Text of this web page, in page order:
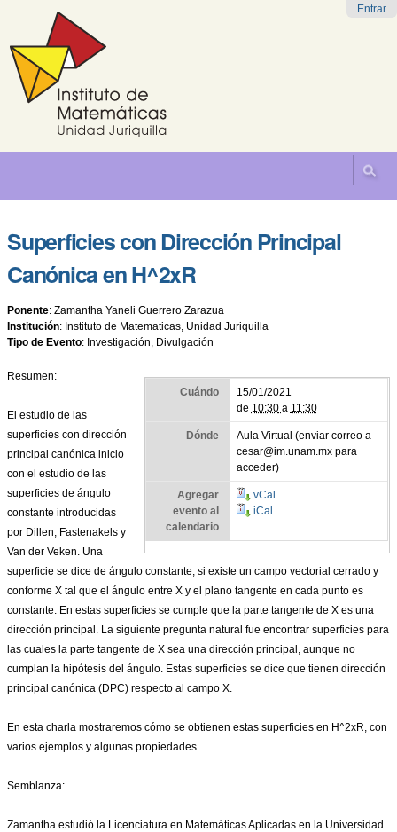
Saltar
navegación
Entrar
Superficies con Dirección Principal
Canónica en H^2xR
Ponente:Zamantha Yaneli Guerrero Zarazua
Institución: Instituto de Matematicas, Unidad Juriquilla
Tipo de Evento: Investigación, Divulgación
Cuándo
15/01/2021
de 10:30 a 11:30
Dónde
Aula Virtual (enviar correo a
cesar@im.unam.mx para
acceder)
Agregar
evento al
calendario
vCal
iCal
Resumen:
El estudio de las
superficies con dirección
principal canónica inicio
con el estudio de las
superficies de ángulo
constante introducidas
por Dillen, Fastenakels y
Van der Veken. Una
superficie se dice de ángulo constante, si existe un campo vectorial cerrado y
conforme X tal que el ángulo entre X y el plano tangente en cada punto es
constante. En estas superficies se cumple que la parte tangente de X es una
dirección principal. La siguiente pregunta natural fue encontrar superficies para
las cuales la parte tangente de X sea una dirección principal, aunque no
cumplan la hipótesis del ángulo. Estas superficies se dice que tienen dirección
principal canónica (DPC) respecto al campo X.
En esta charla mostraremos cómo se obtienen estas superficies en H^2xR, con
varios ejemplos y algunas propiedades.
Semblanza:
Zamantha estudió la Licenciatura en Matemáticas Aplicadas en la Universidad